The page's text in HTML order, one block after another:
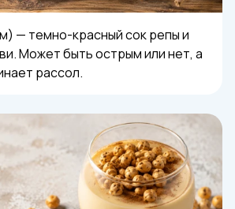
— темно-красный сок репы и
Может быть острым или нет, а
рассол.